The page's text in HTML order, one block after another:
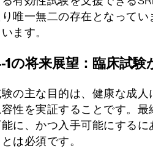
唯一無二の存在となってい
ます。
1の将来展望：臨床試験
の主な目的は、健康な成
性を実証することです。最
に、かつ入手可能にする
は必須です。